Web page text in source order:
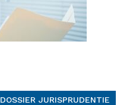
DOSSIER JURISPRUDENTIE